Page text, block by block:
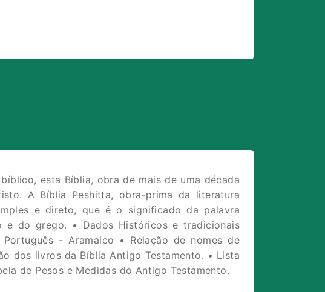
esta Bíblia, obra de mais de uma década
A Bíblia Peshitta, obra-prima da literatura
e direto, que é o significado da palavra
e do grego. • Dados Históricos e tradicionais
- Aramaico • Relação de nomes de
dos livros da Bíblia Antigo Testamento. • Lista
de Pesos e Medidas do Antigo Testamento.